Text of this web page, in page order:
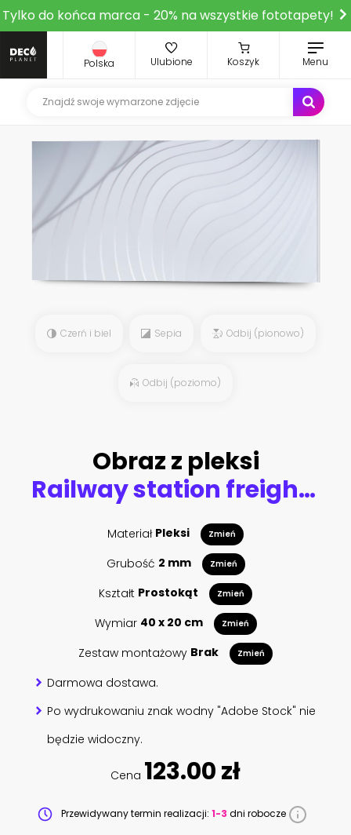
Tylko do końca marca - 20% na wszystkie fototapety!
Polska Ulubione Koszyk Menu
Czerń i biel Sepia Odbij (pionowo)
Odbij (poziomo)
Obraz z pleksi
Railway station freight trains, Cargo transport
Materiał Pleksi Zmień
Grubość 2 mm Zmień
Kształt Prostokąt Zmień
Wymiar 40 x 20 cm Zmień
Zestaw montażowy Brak Zmień
Darmowa dostawa.
Po wydrukowaniu znak wodny "Adobe Stock" nie
będzie widoczny.
Cena 123.00 zł
Przewidywany termin realizacji: 1-3 dni robocze